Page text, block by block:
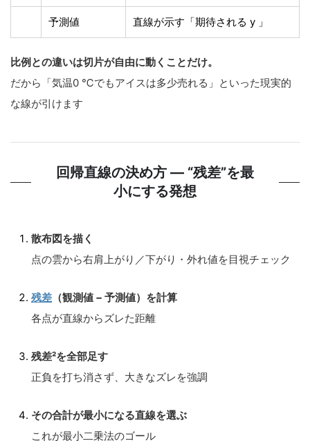
予測値 直線が示す「期待される y 」
比例との違いは切片が自由に動くことだけ。
だから「気温0 ℃でもアイスは多少売れる」といった現実的
な線が引けます
回帰直線の決め方 ― “残差”を最
小にする発想
散布図を描く
点の雲から右肩上がり／下がり・外れ値を目視チェック
残差 （観測値 − 予測値）を計算
各点が直線からズレた距離
残差²を全部足す
正負を打ち消さず、大きなズレを強調
その合計が最小になる直線を選ぶ
これが最小二乗法のゴール